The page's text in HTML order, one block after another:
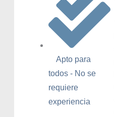
Apto para
todos - No se
requiere
experiencia